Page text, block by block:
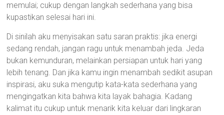
memulai; cukup dengan langkah sederhana yang bisa
kupastikan selesai hari ini.
Di sinilah aku menyisakan satu saran praktis: jika energi
sedang rendah, jangan ragu untuk menambah jeda. Jeda
bukan kemunduran, melainkan persiapan untuk hari yang
lebih tenang. Dan jika kamu ingin menambah sedikit asupan
inspirasi, aku suka mengutip kata-kata sederhana yang
mengingatkan kita bahwa kita layak bahagia. Kadang
kalimat itu cukup untuk menarik kita keluar dari lingkaran